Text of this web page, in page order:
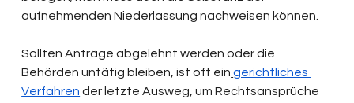
aufnehmenden Niederlassung nachweisen können.
Sollten Anträge abgelehnt werden oder die
Behörden untätig bleiben, ist oft ein gerichtliches
Verfahren der letzte Ausweg, um Rechtsansprüche